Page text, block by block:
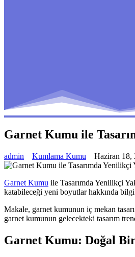
Garnet Kumu ile
admin Kumlama Kumu Haziran 18,
Garnet Kumu ile Tasarımda Yenilikçi
katabileceği yeni boyutlar hakkında bilgi
Makale, garnet kumunun iç mekan
garnet kumunun gelecekteki tasarım
Garnet Kumu: Doğal